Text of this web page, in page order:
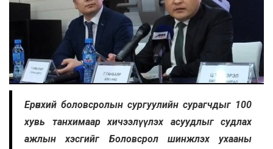
Ерөнхий боловсролын сургуулийн сурагчдыг 100
хувь танхимаар хичээлүүлэх асуудлыг судлах
ажлын хэсгийг Боловсрол шинжлэх ухааны